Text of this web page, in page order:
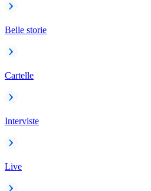
Belle storie
Cartelle
Interviste
Live